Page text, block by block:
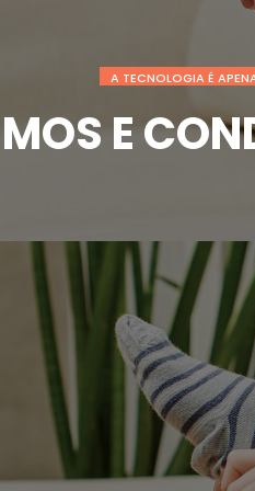
A TECNOLOGIA É
E